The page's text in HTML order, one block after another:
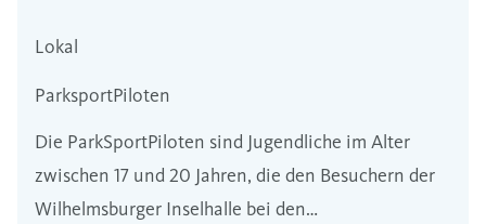
Lokal
ParksportPiloten
Die ParkSportPiloten sind Jugendliche im Alter
zwischen 17 und 20 Jahren, die den Besuchern der
Wilhelmsburger Inselhalle bei den